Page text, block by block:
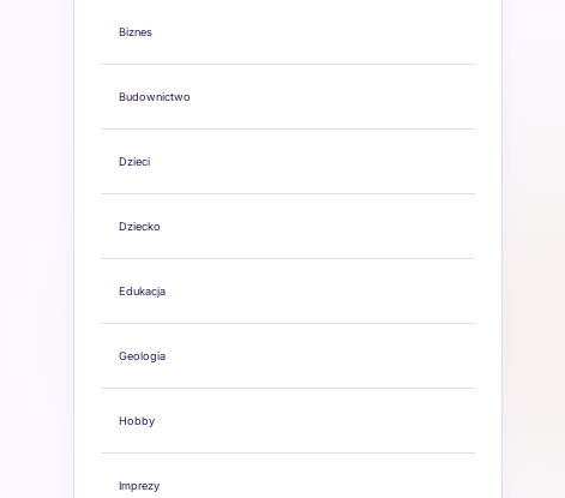
Biznes
Budownictwo
Dzieci
Dziecko
Edukacja
Geologia
Hobby
Imprezy